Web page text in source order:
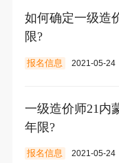
如何确定一级造
限?
报名信息 2021-05-24
一级造价师21内
年限?
报名信息 2021-05-24